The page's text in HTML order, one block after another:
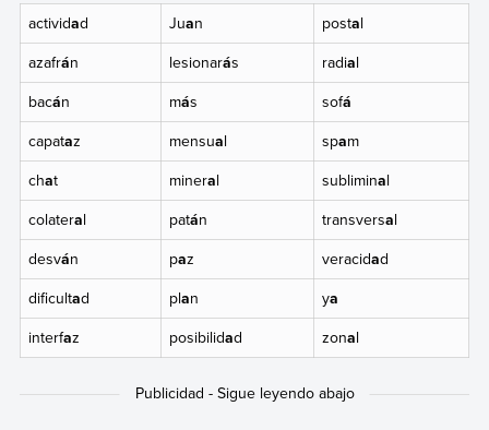
actividad Juan postal
azafrán lesionarás radial
bacán más sofá
capataz mensual spam
chat mineral subliminal
colateral patán transversal
desván paz veracidad
dificultad plan ya
interfaz posibilidad zonal